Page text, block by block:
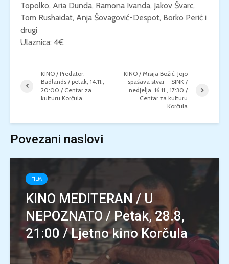
Topolko, Aria Dunda, Ramona Ivanda, Jakov Švarc,
Tom Rushaidat, Anja Šovagović-Despot, Borko Perić i
drugi
Ulaznica: 4€
KINO / Predator:
Badlands / petak, 14.11.,
20:00 / Centar za
kulturu Korčula
KINO / Misija Božić: Jojo
spašava stvar – SINK /
nedjelja, 16.11., 17:30 /
Centar za kulturu
Korčula
Povezani naslovi
FILM
KINO MEDITERAN / U
NEPOZNATO / Petak, 28.8,
21:00 / Ljetno kino Korčula